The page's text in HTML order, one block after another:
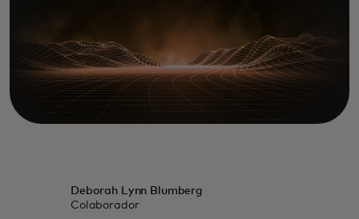
Deborah Lynn Blumberg
Colaborador